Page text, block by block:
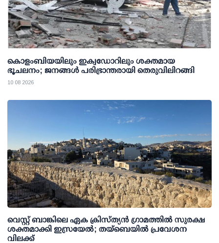
കൊളംബിയയിലും ഇക്വഡോറിലും ശക്തമായ
ഭൂചലനം; ജനങ്ങൾ പരിഭ്രാന്തരായി തെരുവിലിറങ്ങി
10 08 2026
വെസ്റ്റ് ബാങ്കിലെ ഏക ക്രിസ്ത്യൻ ഗ്രാമത്തിൽ സുരക്ഷ
ശക്തമാക്കി ഇസ്രയേൽ; തയ്ബെയിൽ പ്രവേശന
വിലക്ക്